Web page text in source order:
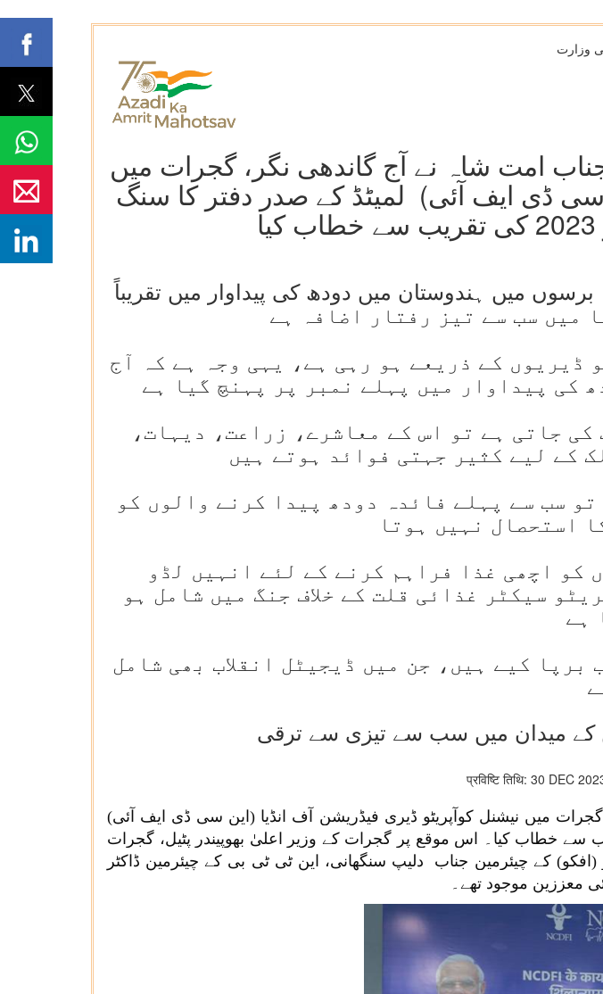
وزارت
امت شاہ نے آج گاندھی نگر، گجرات میں
سی ڈی ایف آئی) لمیٹڈ کے صدر دفتر کا سنگ
وزیر اعظم جناب نریندر مودی کی قیادت میں گزشتہ 8 برسوں میں ہندوستان میں دودھ کی پیداوار میں تقریباً
ڈیریوں کے ذریعے ہو رہی ہے، یہی وجہ ہے کہ آج
جاتی ہے تو اس کے معاشرے، زراعت، دیہات،
کے لیے کثیر جہتی فوائد ہوتے ہیں
سب سے پہلے فائدہ دودھ پیدا کرنے والوں کو
استحصال نہیں ہوتا
سیکٹر غذائی قلت کے خلاف جنگ میں شامل ہو
ہے
کیے ہیں، جن میں ڈیجیٹل انقلاب بھی شامل
کے میدان میں سب سے تیزی سے ترقی
प्रविष्टि तिथि: 30 DEC
میں نیشنل کوآپریٹو ڈیری فیڈریشن آف انڈیا (این سی ڈی ایف آئی)
کا سنگ بنیاد رکھا اور ای-مارکیٹ ایوارڈز 2023 کی تقریب سے خطاب کیا۔ اس موقع پر گجرات کے وزیر اعلیٰ بھوپیندر پٹیل، گجرات
کے چیئرمین جناب دلیپ سنگھانی، این ٹی ٹی بی کے چیئرمین ڈاکٹر
معززین موجود تھے۔